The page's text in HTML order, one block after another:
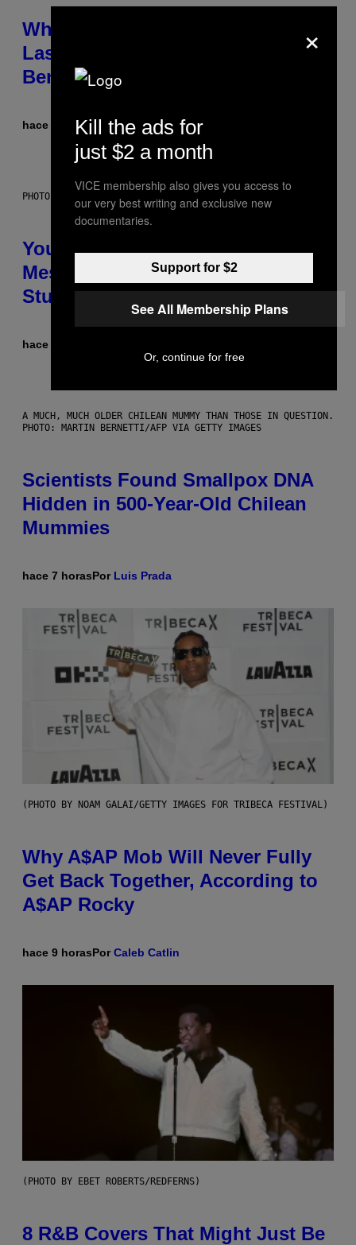
Why NASA Wants to Send a
Laser-Powered Drone Into Caves
Beneath the Moon
hace 7 horas Por Luis Prada
PHOTO: BATUHAN TOKER / GETTY IMAGES
Your Desk Height Could Be
Messing With Your Brain, New
Study Finds
hace 7 horas
A MUCH, MUCH OLDER CHILEAN MUMMY THAN THOSE IN QUESTION.
PHOTO: MARTIN BERNETTI/AFP VIA GETTY IMAGES
Scientists Found Smallpox DNA
Hidden in 500-Year-Old Chilean
Mummies
hace 7 horasPor Luis Prada
(PHOTO BY NOAM GALAI/GETTY IMAGES FOR TRIBECA FESTIVAL)
Why A$AP Mob Will Never Fully
Get Back Together, According to
A$AP Rocky
hace 9 horasPorCaleb Catlin
(PHOTO BY EBET ROBERTS/REDFERNS)
8 R&B Covers That Might Just Be
×
Kill the ads for
just $2 a month
VICE membership also gives you access to
our very best writing and exclusive new
documentaries.
Support for $2
See All Membership Plans
Or, continue for free